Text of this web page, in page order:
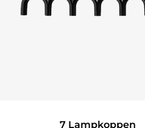
7 Lampkoppen